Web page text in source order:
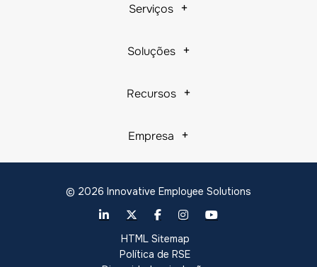
Serviços
Soluções
Recursos
Empresa
© 2026 Innovative Employee Solutions
HTML Sitemap
Política de RSE